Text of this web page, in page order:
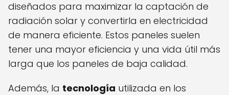
diseñados para maximizar la captación de
radiación solar y convertirla en electricidad
de manera eficiente. Estos paneles suelen
tener una mayor eficiencia y una vida útil más
larga que los paneles de baja calidad.
Además, la tecnología utilizada en los